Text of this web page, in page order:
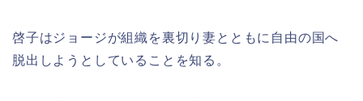
啓子はジョージが組織を裏切り妻とともに自由の国へ
脱出しようとしていることを知る。